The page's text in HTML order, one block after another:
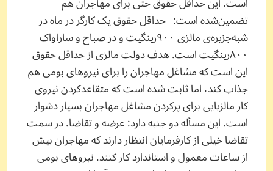
تضمین‌شده است: حداقل حقوق یک کارگر در ماه در
شبه‌جزیره‌ی مالزی ٩٠٠رینگیت و در صباح و ساراواک
٨٠٠رینگیت است. هدف دولت مالزی از حداقل حقوق
این است که مشاغل مهاجران را برای نیروهای بومی هم
جذاب کند، اما ثابت شده است که متقاعدکردن نیروی
کار مالزیایی برای پرکردن مشاغل مهاجران بسیار دشوار
است. این مسأله دو جنبه دارد: عرضه و تقاضا. در سمت
تقاضا خیلی از کارفرمایان انتظار دارند که مهاجران بیش
از ساعات معمول و استاندارد کار کنند. نیروهای بومی